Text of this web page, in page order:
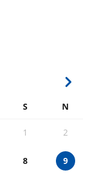
S N
1 2
8 9